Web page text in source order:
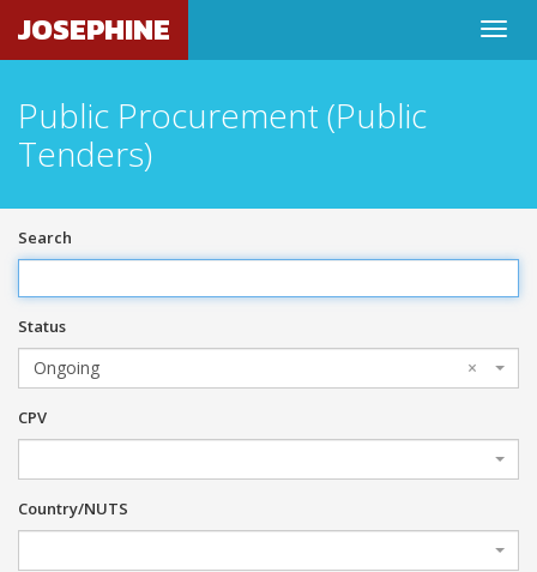
JOSEPHINE
Public Procurement (Public
Tenders)
Search
Status
×
Ongoing
CPV
Country/NUTS